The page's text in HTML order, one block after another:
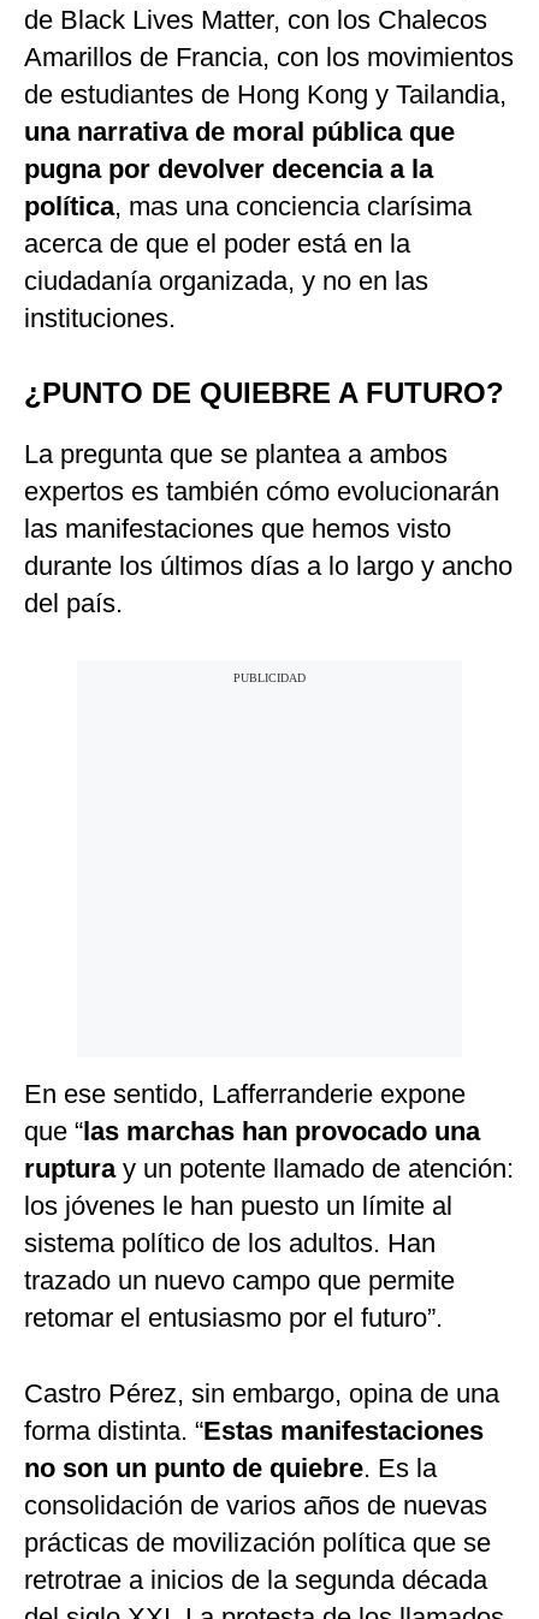
de Black Lives Matter, con los Chalecos
Amarillos de Francia, con los movimientos
de estudiantes de Hong Kong y Tailandia,
una narrativa de moral pública que
pugna por devolver decencia a la
política, mas una conciencia clarísima
acerca de que el poder está en la
ciudadanía organizada, y no en las
instituciones.
¿PUNTO DE QUIEBRE A FUTURO?
La pregunta que se plantea a ambos
expertos es también cómo evolucionarán
las manifestaciones que hemos visto
durante los últimos días a lo largo y ancho
del país.
En ese sentido, Lafferranderie expone
que “las marchas han provocado una
rupturay un potente llamado de atención:
los jóvenes le han puesto un límite al
sistema político de los adultos. Han
trazado un nuevo campo que permite
retomar el entusiasmo por el futuro”.
Castro Pérez, sin embargo, opina de una
forma distinta. “Estas manifestaciones
no son un punto de quiebre. Es la
consolidación de varios años de nuevas
prácticas de movilización política que se
retrotrae a inicios de la segunda década